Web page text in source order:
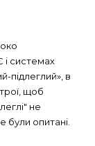
і системах
підлеглий», в
щоб
не
були опитані.